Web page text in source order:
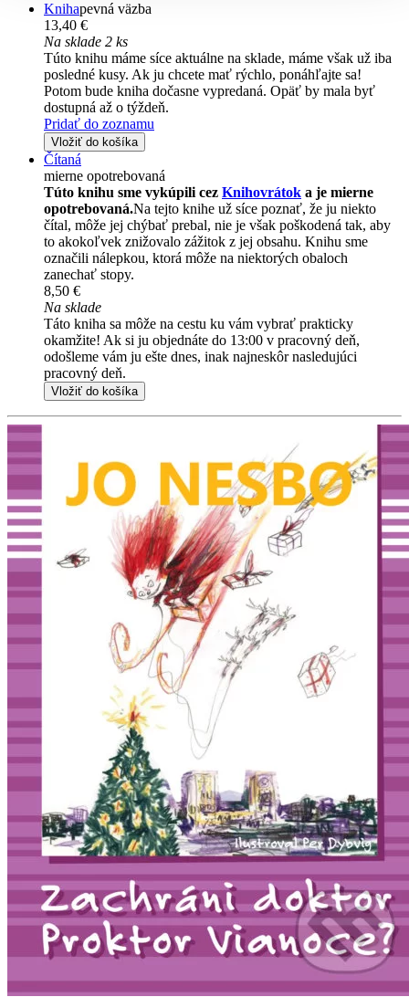
Knihapevná väzba
13,40 €
Na sklade 2 ks
Túto knihu máme síce aktuálne na sklade, máme však už iba
posledné kusy. Ak ju chcete mať rýchlo, ponáhľajte sa!
Potom bude kniha dočasne vypredaná. Opäť by mala byť
dostupná až o týždeň.
Pridať do zoznamu
Vložiť do košíka
Čítaná
mierne opotrebovaná
Túto knihu sme vykúpili cez Knihovrátok a je mierne
opotrebovaná.Na tejto knihe už síce poznať, že ju niekto
čítal, môže jej chýbať prebal, nie je však poškodená tak, aby
to akokoľvek znižovalo zážitok z jej obsahu. Knihu sme
označili nálepkou, ktorá môže na niektorých obaloch
zanechať stopy.
8,50 €
Na sklade
Táto kniha sa môže na cestu ku vám vybrať prakticky
okamžite! Ak si ju objednáte do 13:00 v pracovný deň,
odošleme vám ju ešte dnes, inak najneskôr nasledujúci
pracovný deň.
Vložiť do košíka